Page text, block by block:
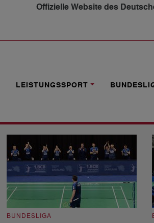
Offizielle Website des
LEISTUNGSSPORT
BUNDESLIGA